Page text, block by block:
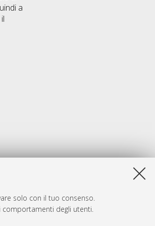
solo con il tuo consenso.
comportamenti degli utenti.
a